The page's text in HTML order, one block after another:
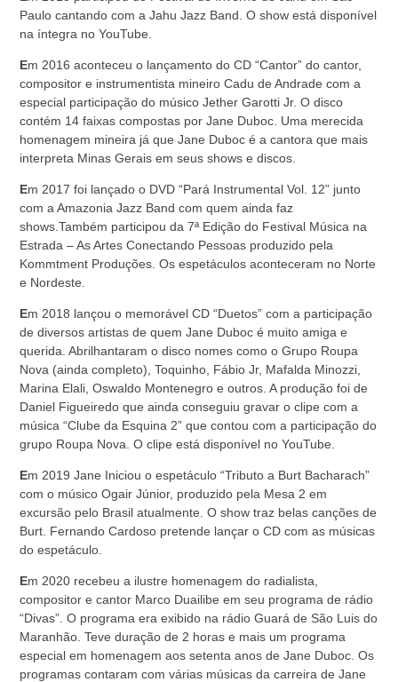
Paulo cantando com a Jahu Jazz Band. O show está disponível
na íntegra no YouTube.
Em 2016 aconteceu o lançamento do CD “Cantor” do cantor,
compositor e instrumentista mineiro Cadu de Andrade com a
especial participação do músico Jether Garotti Jr. O disco
contém 14 faixas compostas por Jane Duboc. Uma merecida
homenagem mineira já que Jane Duboc é a cantora que mais
interpreta Minas Gerais em seus shows e discos.
Em 2017 foi lançado o DVD “Pará Instrumental Vol. 12” junto
com a Amazonia Jazz Band com quem ainda faz
shows.Também participou da 7ª Edição do Festival Música na
Estrada – As Artes Conectando Pessoas produzido pela
Kommtment Produções. Os espetáculos aconteceram no Norte
e Nordeste.
Em 2018 lançou o memorável CD “Duetos” com a participação
de diversos artistas de quem Jane Duboc é muito amiga e
querida. Abrilhantaram o disco nomes como o Grupo Roupa
Nova (ainda completo), Toquinho, Fábio Jr, Mafalda Minozzi,
Marina Elali, Oswaldo Montenegro e outros. A produção foi de
Daniel Figueiredo que ainda conseguiu gravar o clipe com a
música “Clube da Esquina 2” que contou com a participação do
grupo Roupa Nova. O clipe está disponível no YouTube.
Em 2019 Jane Iniciou o espetáculo “Tributo a Burt Bacharach”
com o músico Ogair Júnior, produzido pela Mesa 2 em
excursão pelo Brasil atualmente. O show traz belas canções de
Burt. Fernando Cardoso pretende lançar o CD com as músicas
do espetáculo.
Em 2020 recebeu a ilustre homenagem do radialista,
compositor e cantor Marco Duailibe em seu programa de rádio
“Divas”. O programa era exibido na rádio Guará de São Luis do
Maranhão. Teve duração de 2 horas e mais um programa
especial em homenagem aos setenta anos de Jane Duboc. Os
programas contaram com várias músicas da carreira de Jane